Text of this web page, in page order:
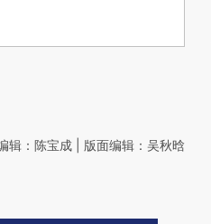
辑：陈宝成 | 版面编辑：吴秋晗